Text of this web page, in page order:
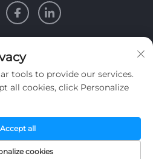
obdrželi naši týdenní novinu
tools to provide our services.
all cookies, click Personalize
cookies
Accept all